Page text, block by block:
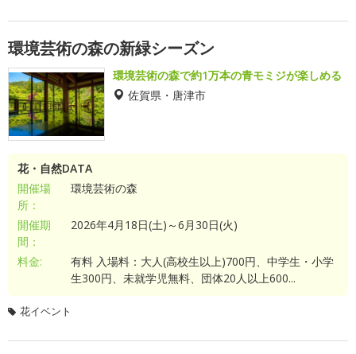
環境芸術の森の新緑シーズン
環境芸術の森で約1万本の青モミジが楽しめる
佐賀県・唐津市
花・自然DATA
開催場
所：
環境芸術の森
開催期
間：
2026年4月18日(土)～6月30日(火)
料金:
有料 入場料：大人(高校生以上)700円、中学生・小学
生300円、未就学児無料、団体20人以上600...
花イベント